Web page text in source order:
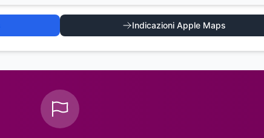
Indicazioni Apple Maps